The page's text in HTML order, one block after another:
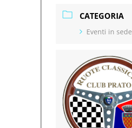
CATEGORIA
Eventi in sede